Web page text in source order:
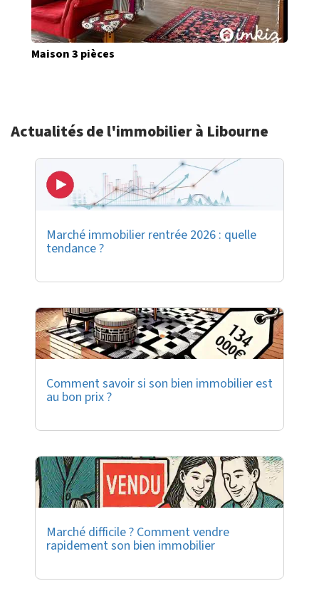
Maison 3 pièces
Actualités de l'immobilier à Libourne
Marché immobilier rentrée 2026 : quelle
tendance ?
Comment savoir si son bien immobilier est
au bon prix ?
Marché difficile ? Comment vendre
rapidement son bien immobilier